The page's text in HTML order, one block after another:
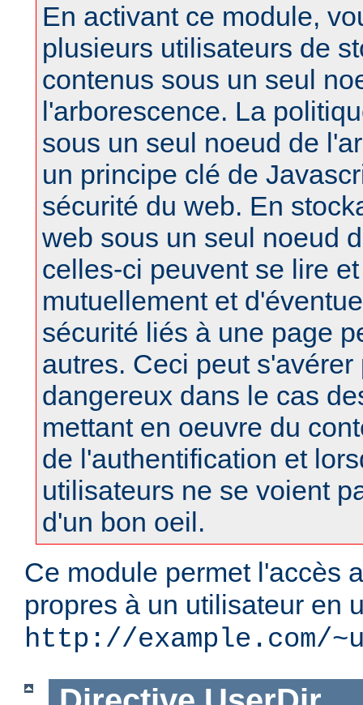
En activant ce module,
plusieurs utilisateurs de
contenus sous un seul
l'arborescence. La
sous un seul noeud de
un principe clé de
sécurité du web. En
web sous un seul noeud
celles-ci peuvent se lire
mutuellement et
sécurité liés à une page
autres. Ceci peut
dangereux dans le cas
mettant en oeuvre du
de l'authentification et
utilisateurs ne se voient
d'un bon oeil.
Ce module permet l'accès
propres à un utilisateur en
http://example.com/